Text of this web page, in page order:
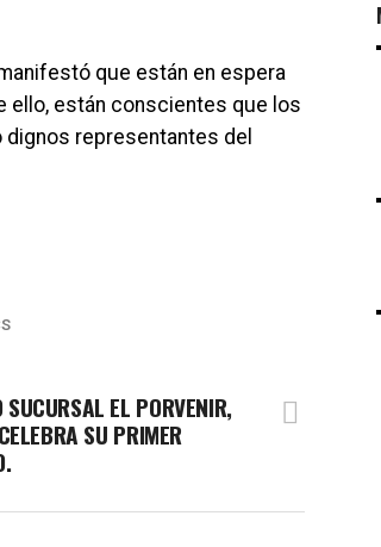
que están en espera
ello, están conscientes que los
representantes del
SUCURSAL EL PORVENIR,
SU PRIMER